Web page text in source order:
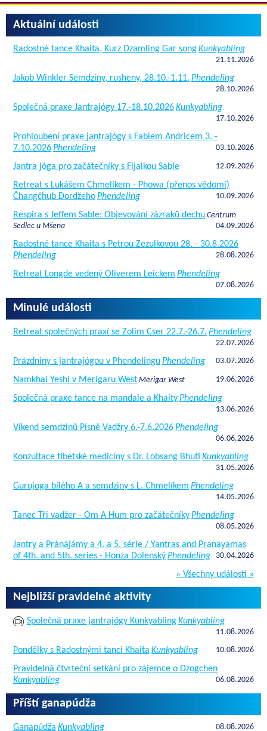
Aktuální události
Radostné tance Khaita, Kurz Dzamling Gar songKunkyabling
21.11.2026
Jakob Winkler Semdziny, rusheny, 28.10.-1.11. Phendeling
28.10.2026
Společná praxe Jantrajógy 17.-18.10.2026Kunkyabling
17.10.2026
Prohloubení praxe jantrajógy s Fabiem Andricem 3. -
7.10.2026Phendeling 03.10.2026
Jantra jóga pro začátečníky s Fijalkou Sable 12.09.2026
Retreat s Lukášem Chmelíkem - Phowa (přenos vědomí)
Čhangčhub DordžehoPhendeling 10.09.2026
Respira s Jeffem Sable: Objevování zázraků dechu Centrum
Sedlec u Mšena
04.09.2026
Radostné tance Khaita s Petrou Zezulkovou 28. - 30.8.2026
Phendeling
28.08.2026
Retreat Longde vedený Oliverem Leickem Phendeling
07.08.2026
Minulé události
Retreat společných praxí se Zolim Cser 22.7.-26.7. Phendeling
22.07.2026
Prázdniny s jantrajógou v PhendelinguPhendeling 03.07.2026
Namkhai Yeshi v Merigaru West Merigar West 19.06.2026
Společná praxe tance na mandale a KhaityPhendeling
13.06.2026
Víkend semdzinů Písně Vadžry 6.-7.6.2026Phendeling
06.06.2026
Konzultace tibetské medicíny s Dr. Lobsang Bhuti Kunkyabling
31.05.2026
Gurujoga bílého A a semdziny s L. Chmelíkem Phendeling
14.05.2026
Tanec Tří vadžer - Om A Hum pro začátečníkyPhendeling
08.05.2026
Jantry a Pránájámy a 4. a 5. série / Yantras and Pranayamas
of 4th. and 5th. series - Honza DolenskýPhendeling 30.04.2026
» Všechny události »
Nejbližší pravidelné aktivity
Společná praxe jantrajógy KunkyablingKunkyabling
11.08.2026
Pondělky s Radostnými tanci Khaita Kunkyabling 10.08.2026
Pravidelná čtvrteční setkání pro zájemce o Dzogchen
Kunkyabling
06.08.2026
Příští ganapúdža
Ganapúdža Kunkyabling 08.08.2026